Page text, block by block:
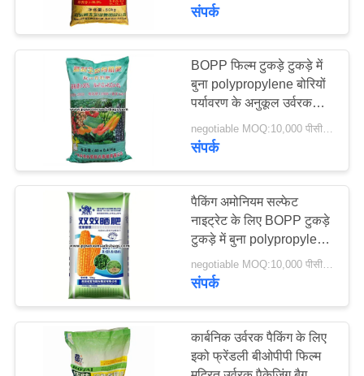
चावल पैकेजिंग बैग
चीनी पैकिंग बैग
5
संपर्क
BOPP फिल्म टुकड़े टुकड़े में
बुना polypropylene बोरियों
पर्यावरण के अनुकूल उर्वरक
पैकिंग बैग
negotiable MOQ:10,000 पीसीएस
संपर्क
पैकिंग अमोनियम सल्फेट
नाइट्रेट के लिए BOPP टुकड़े
टुकड़े में बुना polypropylene
negotiable MOQ:10,000 पीसीएस
संपर्क
कार्बनिक उर्वरक पैकिंग के लिए
इको फ्रेंडली बीओपीपी फिल्म